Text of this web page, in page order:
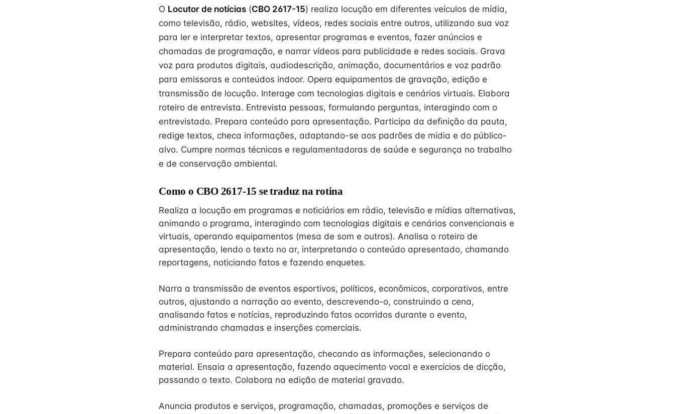
O Locutor de notícias (CBO 2617-15) realiza locução em diferentes veículos de mídia,
como televisão, rádio, websites, vídeos, redes sociais entre outros, utilizando sua voz
para ler e interpretar textos, apresentar programas e eventos, fazer anúncios e
chamadas de programação, e narrar vídeos para publicidade e redes sociais. Grava
voz para produtos digitais, audiodescrição, animação, documentários e voz padrão
para emissoras e conteúdos indoor. Opera equipamentos de gravação, edição e
transmissão de locução. Interage com tecnologias digitais e cenários virtuais. Elabora
roteiro de entrevista. Entrevista pessoas, formulando perguntas, interagindo com o
entrevistado. Prepara conteúdo para apresentação. Participa da definição da pauta,
redige textos, checa informações, adaptando-se aos padrões de mídia e do público-
alvo. Cumpre normas técnicas e regulamentadoras de saúde e segurança no trabalho
e de conservação ambiental.
Como o CBO 2617-15 se traduz na rotina
Realiza a locução em programas e noticiários em rádio, televisão e mídias alternativas,
animando o programa, interagindo com tecnologias digitais e cenários convencionais e
virtuais, operando equipamentos (mesa de som e outros). Analisa o roteiro de
apresentação, lendo o texto no ar, interpretando o conteúdo apresentado, chamando
reportagens, noticiando fatos e fazendo enquetes.
Narra a transmissão de eventos esportivos, políticos, econômicos, corporativos, entre
outros, ajustando a narração ao evento, descrevendo-o, construindo a cena,
analisando fatos e notícias, reproduzindo fatos ocorridos durante o evento,
administrando chamadas e inserções comerciais.
Prepara conteúdo para apresentação, checando as informações, selecionando o
material. Ensaia a apresentação, fazendo aquecimento vocal e exercícios de dicção,
passando o texto. Colabora na edição de material gravado.
Anuncia produtos e serviços, programação, chamadas, promoções e serviços de